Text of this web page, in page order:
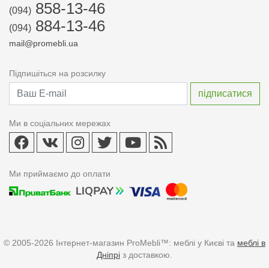
(094) 858-13-46
(094) 884-13-46
mail@promebli.ua
Підпишіться на розсилку
Ми в соціальних мережах
Ми приймаємо до оплати
© 2005-2026 Інтернет-магазин ProMebli™: меблі у Києві та меблі в
Дніпрі з доставкою.